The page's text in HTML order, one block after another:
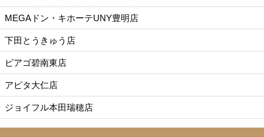
MEGAドン・キホーテUNY豊明店
下田とうきゅう店
ピアゴ碧南東店
アピタ大仁店
ジョイフル本田瑞穂店